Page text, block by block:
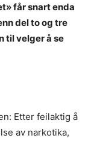
får snart enda
del to og tre
til velger å se
Etter feilaktig å
av narkotika,